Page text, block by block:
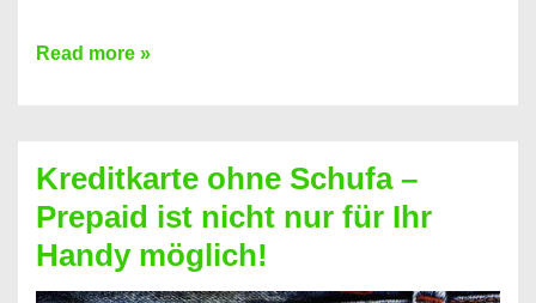
Konto
Neueröffnung
trotz
Schufaeintrag
möglich
Read more »
Kreditkarte ohne Schufa –
Prepaid ist nicht nur für Ihr
Handy möglich!